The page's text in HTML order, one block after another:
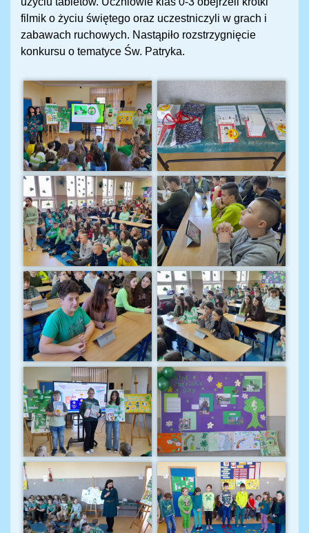
filmik o życiu świętego oraz uczestniczyli w grach i
zabawach ruchowych. Nastąpiło rozstrzygnięcie
konkursu o tematyce Św. Patryka.